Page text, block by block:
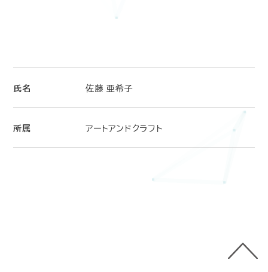
氏名 佐藤 亜希子
所属 アートアンドクラフト